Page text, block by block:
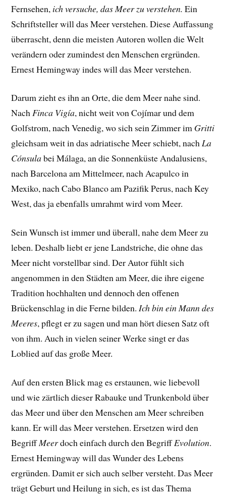
Fernsehen, ich versuche, das Meer zu verstehen.Ein
Schriftsteller will das Meer verstehen. Diese Auffassung
überrascht, denn die meisten Autoren wollen die Welt
verändern oder zumindest den Menschen ergründen.
Ernest Hemingway indes will das Meer verstehen.
Darum zieht es ihn an Orte, die dem Meer nahe sind.
NachFinca Vigía, nicht weit von Cojímar und dem
Golfstrom, nach Venedig, wo sich sein Zimmer im Gritti
gleichsam weit in das adriatische Meer schiebt, nachLa
Cónsulabei Málaga, an die Sonnenküste Andalusiens,
nach Barcelona am Mittelmeer, nach Acapulco in
Mexiko, nach Cabo Blanco am Pazifik Perus, nach Key
West, das ja ebenfalls umrahmt wird vom Meer.
Sein Wunsch ist immer und überall, nahe dem Meer zu
leben. Deshalb liebt er jene Landstriche, die ohne das
Meer nicht vorstellbar sind. Der Autor fühlt sich
angenommen in den Städten am Meer, die ihre eigene
Tradition hochhalten und dennoch den offenen
Brückenschlag in die Ferne bilden.Ich bin ein Mann des
Meeres, pflegt er zu sagen und man hört diesen Satz oft
von ihm. Auch in vielen seiner Werke singt er das
Loblied auf das große Meer.
Auf den ersten Blick mag es erstaunen, wie liebevoll
und wie zärtlich dieser Rabauke und Trunkenbold über
das Meer und über den Menschen am Meer schreiben
kann. Er will das Meer verstehen. Ersetzen wird den
BegriffMeerdoch einfach durch den BegriffEvolution.
Ernest Hemingway will das Wunder des Lebens
ergründen. Damit er sich auch selber versteht. Das Meer
trägt Geburt und Heilung in sich, es ist das Thema